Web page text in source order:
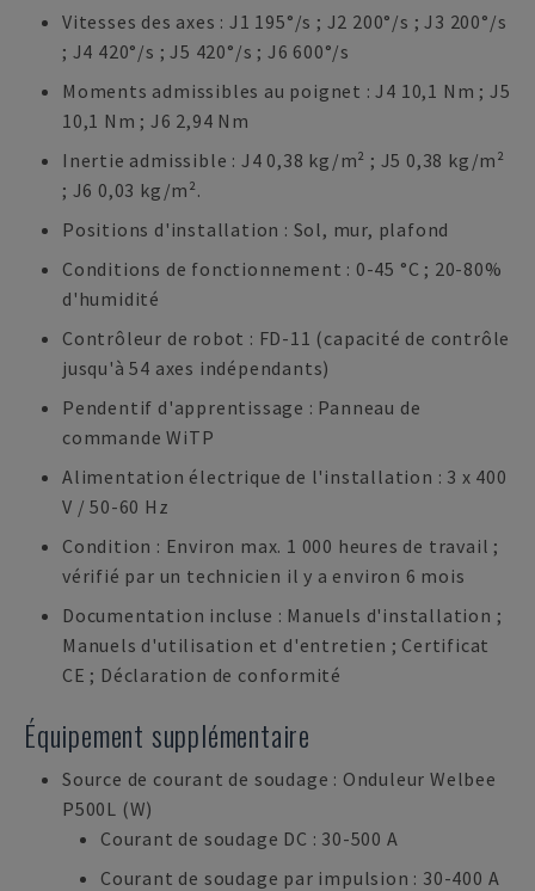
Vitesses des axes : J1 195°/s ; J2 200°/s ; J3 200°/s
; J4 420°/s ; J5 420°/s ; J6 600°/s
Moments admissibles au poignet : J4 10,1 Nm ; J5
10,1 Nm ; J6 2,94 Nm
Inertie admissible : J4 0,38 kg/m² ; J5 0,38 kg/m²
; J6 0,03 kg/m².
Positions d'installation : Sol, mur, plafond
Conditions de fonctionnement : 0-45 °C ; 20-80%
d'humidité
Contrôleur de robot : FD-11 (capacité de contrôle
jusqu'à 54 axes indépendants)
Pendentif d'apprentissage : Panneau de
commande WiTP
Alimentation électrique de l'installation : 3 x 400
V / 50-60 Hz
Condition : Environ max. 1 000 heures de travail ;
vérifié par un technicien il y a environ 6 mois
Documentation incluse : Manuels d'installation ;
Manuels d'utilisation et d'entretien ; Certificat
CE ; Déclaration de conformité
Équipement supplémentaire
Source de courant de soudage : Onduleur Welbee
P500L (W)
Courant de soudage DC : 30-500 A
Courant de soudage par impulsion : 30-400 A